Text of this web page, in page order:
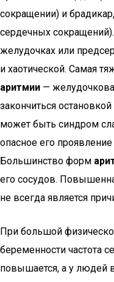
сокращении) и
сердечных
желудочках или
и хаотической. Самая
аритмии —
закончиться
может быть синдром
опасное его
Большинство форм
его сосудов.
не всегда является
При большой
беременности частота
повышается, а у людей